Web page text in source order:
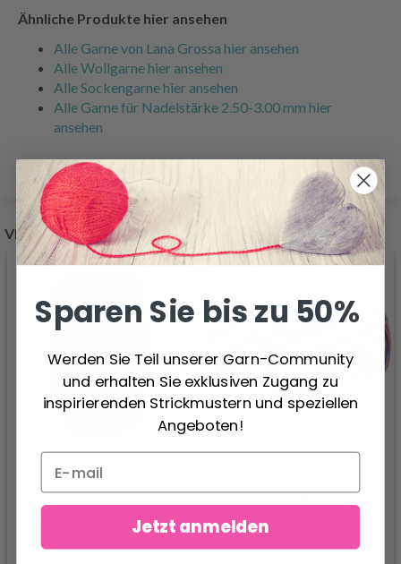
Ähnliche Produkte hier ansehen
Alle Garne von Lana Grossa hier ansehen
Alle Wollgarne hier ansehen
Alle Sockengarne hier ansehen
Alle Garne für Nadelstärke 2.50-3.00 mm hier
ansehen
VERWANDTE PRODUKTE
LANA GROSSA
MEILENWEIT 100
7.30 €
LANA GROSSA
MEILENWEIT 100 ARTE
8.45 €
Sparen Sie bis zu 50%
Werden Sie Teil unserer Garn-Community
und erhalten Sie exklusiven Zugang zu
inspirierenden Strickmustern und speziellen
Angeboten!
Jetzt anmelden